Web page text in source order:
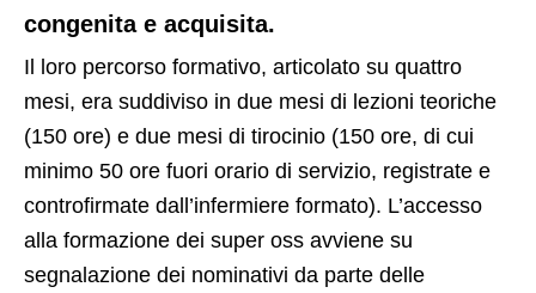
congenita e acquisita.
Il loro percorso formativo, articolato su quattro
mesi, era suddiviso in due mesi di lezioni teoriche
(150 ore) e due mesi di tirocinio (150 ore, di cui
minimo 50 ore fuori orario di servizio, registrate e
controfirmate dall’infermiere formato). L’accesso
alla formazione dei super oss avviene su
segnalazione dei nominativi da parte delle